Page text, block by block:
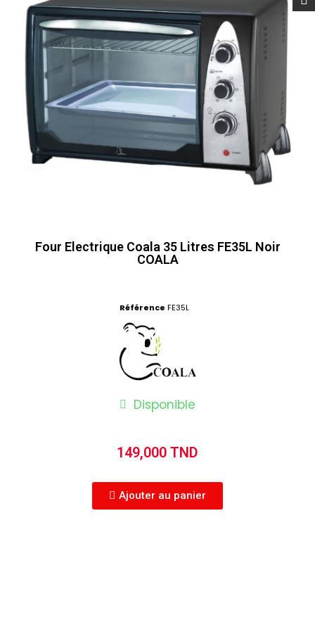
Four Electrique Coala 35 Litres FE35L Noir
COALA
Référence FE35L
Disponible
149,000 TND
Ajouter au panier